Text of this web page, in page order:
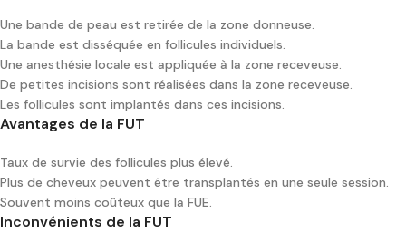
Une bande de peau est retirée de la zone donneuse.
La bande est disséquée en follicules individuels.
Une anesthésie locale est appliquée à la zone receveuse.
De petites incisions sont réalisées dans la zone receveuse.
Les follicules sont implantés dans ces incisions.
Avantages de la FUT
Taux de survie des follicules plus élevé.
Plus de cheveux peuvent être transplantés en une seule session.
Souvent moins coûteux que la FUE.
Inconvénients de la FUT